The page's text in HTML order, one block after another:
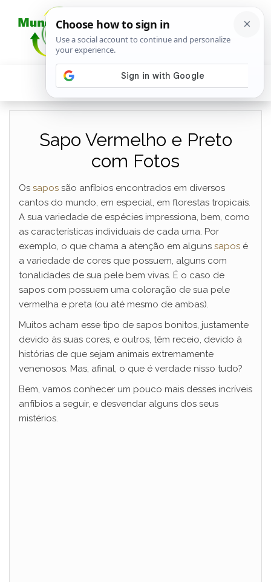
Sapo Vermelho e Preto
com Fotos
Os sapos são anfíbios encontrados em diversos
cantos do mundo, em especial, em florestas tropicais.
A sua variedade de espécies impressiona, bem, como
as características individuais de cada uma. Por
exemplo, o que chama a atenção em alguns sapos é
a variedade de cores que possuem, alguns com
tonalidades de sua pele bem vivas. É o caso de
sapos com possuem uma coloração de sua pele
vermelha e preta (ou até mesmo de ambas).
Muitos acham esse tipo de sapos bonitos, justamente
devido às suas cores, e outros, têm receio, devido à
histórias de que sejam animais extremamente
venenosos. Mas, afinal, o que é verdade nisso tudo?
Bem, vamos conhecer um pouco mais desses incríveis
anfíbios a seguir, e desvendar alguns dos seus
mistérios.